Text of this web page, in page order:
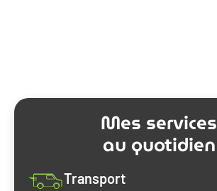
Mes services
au quotidien
Transport